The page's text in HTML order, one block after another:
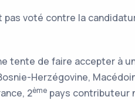
pas voté contre la
tente de faire accepter à
Herzégovine,
2ème pays contributeur